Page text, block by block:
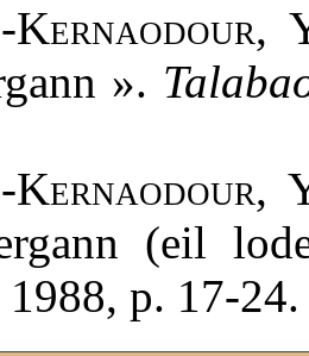
Kernaodour,
».
Kernaodour,
(eil
p. 17-24.